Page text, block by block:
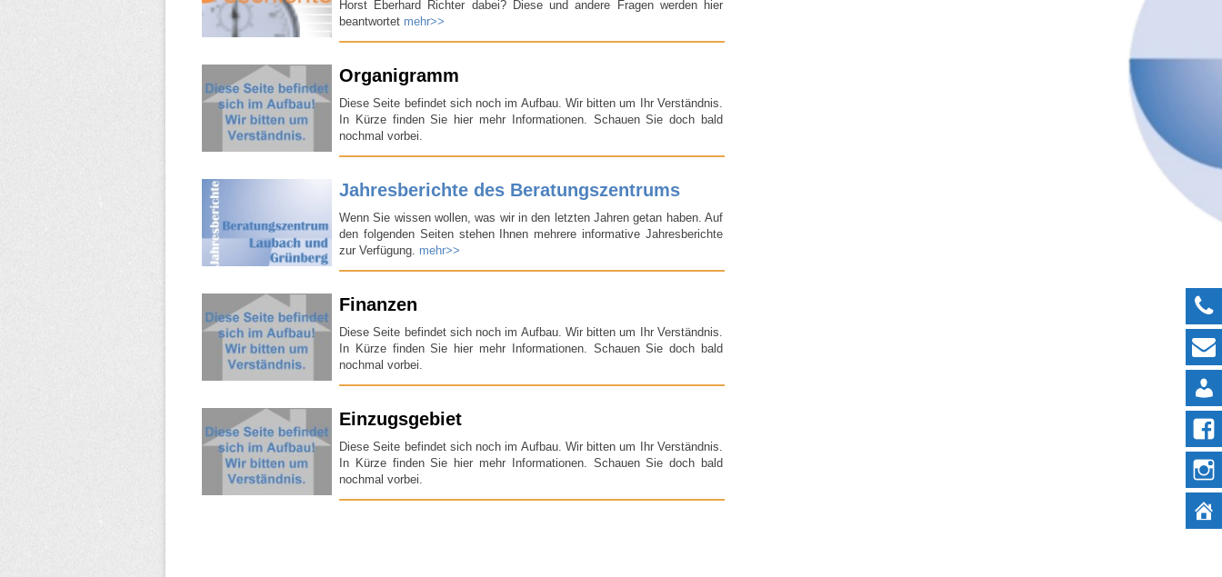
Horst Eberhard Richter dabei? Diese und andere Fragen werden hier
beantwortet mehr>>
Organigramm
Diese Seite befindet sich noch im Aufbau. Wir bitten um Ihr Verständnis.
In Kürze finden Sie hier mehr Informationen. Schauen Sie doch bald
nochmal vorbei.
Jahresberichte des Beratungszentrums
Wenn Sie wissen wollen, was wir in den letzten Jahren getan haben. Auf
den folgenden Seiten stehen Ihnen mehrere informative Jahresberichte
zur Verfügung. mehr>>
Finanzen
Diese Seite befindet sich noch im Aufbau. Wir bitten um Ihr Verständnis.
In Kürze finden Sie hier mehr Informationen. Schauen Sie doch bald
nochmal vorbei.
Einzugsgebiet
Diese Seite befindet sich noch im Aufbau. Wir bitten um Ihr Verständnis.
In Kürze finden Sie hier mehr Informationen. Schauen Sie doch bald
nochmal vorbei.